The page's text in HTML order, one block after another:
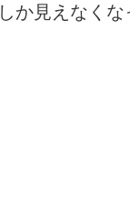
か見えなく